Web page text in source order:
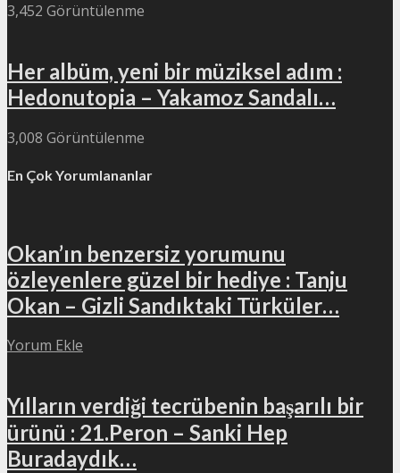
3,452 Görüntülenme
Her albüm, yeni bir müziksel adım :
Hedonutopia – Yakamoz Sandalı…
3,008 Görüntülenme
En Çok Yorumlananlar
Okan’ın benzersiz yorumunu
özleyenlere güzel bir hediye : Tanju
Okan – Gizli Sandıktaki Türküler…
Yorum Ekle
Yılların verdiği tecrübenin başarılı bir
ürünü : 21.Peron – Sanki Hep
Buradaydık…